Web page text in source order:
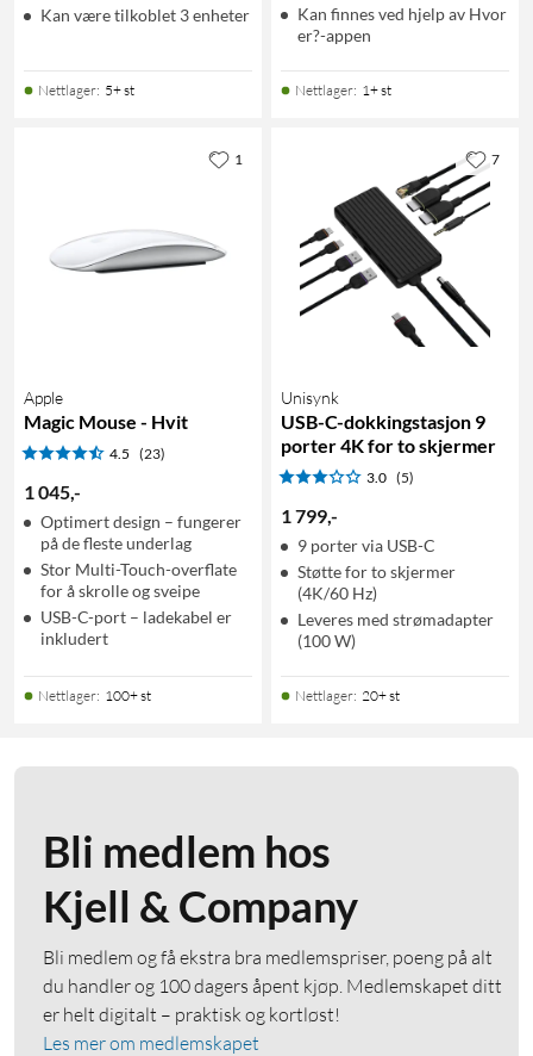
Kan være tilkoblet 3 enheter
Nettlager: 5+ st
Kan finnes ved hjelp av Hvor
er?-appen
Nettlager: 1+ st
Apple
Magic Mouse - Hvit
4.5 (23)
1 045,-
Optimert design – fungerer
på de fleste underlag
Stor Multi-Touch-overflate
for å skrolle og sveipe
USB-C-port – ladekabel er
inkludert
Nettlager: 100+ st
1
Unisynk
USB-C-dokkingstasjon 9
porter 4K for to skjermer
3.0 (5)
1 799,-
9 porter via USB-C
Støtte for to skjermer
(4K/60 Hz)
Leveres med strømadapter
(100 W)
Nettlager: 20+ st
7
Bli medlem hos
Kjell & Company
Bli medlem og få ekstra bra medlemspriser, poeng på alt
du handler og 100 dagers åpent kjøp. Medlemskapet ditt
er helt digitalt – praktisk og kortløst!
Les mer om medlemskapet